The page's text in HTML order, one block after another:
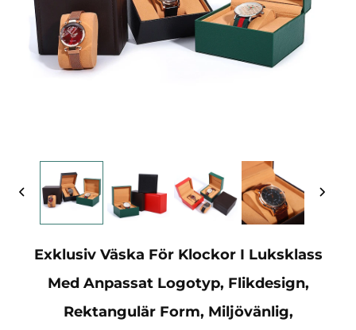
Exklusiv Väska För Klockor I Luksklass
Med Anpassat Logotyp, Flikdesign,
Rektangulär Form, Miljövänlig,